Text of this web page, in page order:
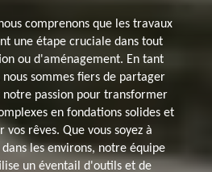
comprenons que les travaux
une étape cruciale dans tout
ou d'aménagement. En tant
sommes fiers de partager
passion pour transformer
en fondations solides et
rêves. Que vous soyez à
les environs, notre équipe
un éventail d'outils et de